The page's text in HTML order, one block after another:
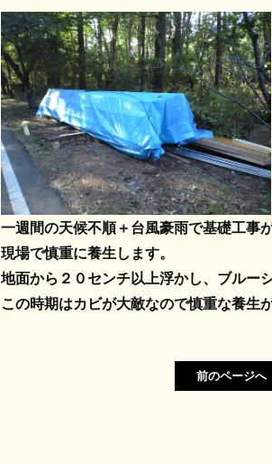
一週間の天候不順＋台風豪雨で基礎工事
現場で慎重に養生します。
地面から２０センチ以上浮かし、ブルー
この時期はカビが大敵なので慎重な養生
前のページへ